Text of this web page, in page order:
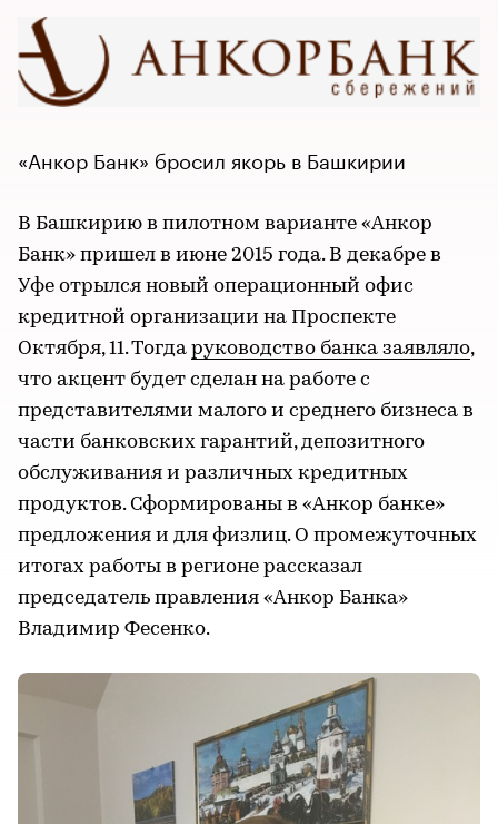
«Анкор Банк» бросил якорь в Башкирии
В Башкирию в пилотном варианте «Анкор
Банк» пришел в июне 2015 года. В декабре в
Уфе отрылся новый операционный офис
кредитной организации на Проспекте
Октября, 11. Тогда руководство банка заявляло,
что акцент будет сделан на работе с
представителями малого и среднего бизнеса в
части банковских гарантий, депозитного
обслуживания и различных кредитных
продуктов. Сформированы в «Анкор банке»
предложения и для физлиц. О промежуточных
итогах работы в регионе рассказал
председатель правления «Анкор Банка»
Владимир Фесенко.